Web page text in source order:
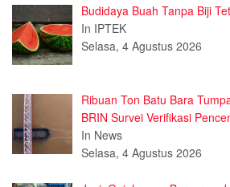
Budidaya Buah Tanpa Biji
In IPTEK
Selasa, 4 Agustus 2026
Ribuan Ton Batu Bara
BRIN Survei Verifikasi
In News
Selasa, 4 Agustus 2026